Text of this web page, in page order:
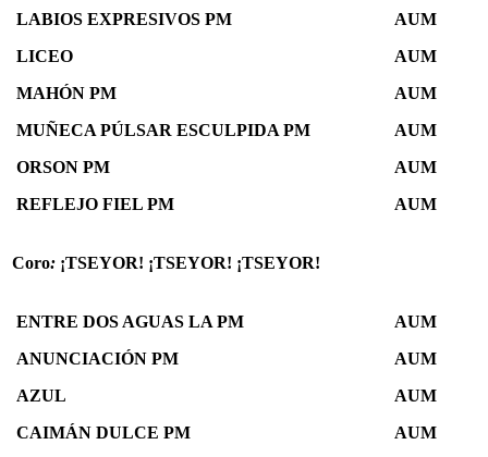
LABIOS EXPRESIVOS PM
LICEO
MAHÓN PM
MUÑECA PÚLSAR ESCULPIDA PM
ORSON PM
REFLEJO FIEL PM
AUM
AUM
AUM
AUM
AUM
AUM
Coro: ¡TSEYOR! ¡TSEYOR! ¡TSEYOR!
ENTRE DOS AGUAS LA PM
ANUNCIACIÓN PM
AZUL
CAIMÁN DULCE PM
AUM
AUM
AUM
AUM